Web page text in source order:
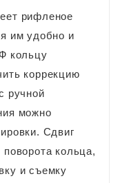
рифленое
им удобно и
кольцу
коррекцию
ручной
можно
Сдвиг
поворота кольца,
и съемку